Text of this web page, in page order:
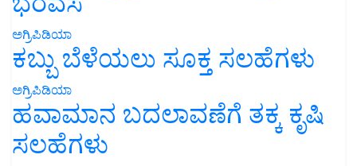
ಅಗ್ರಿಪಿಡಿಯಾ
ಕಬ್ಬು ಬೆಳೆಯಲು ಸೂಕ್ತ ಸಲಹೆಗಳು
ಅಗ್ರಿಪಿಡಿಯಾ
ಹವಾಮಾನ ಬದಲಾವಣೆಗೆ ತಕ್ಕ ಕೃಷಿ
ಸಲಹೆಗಳು